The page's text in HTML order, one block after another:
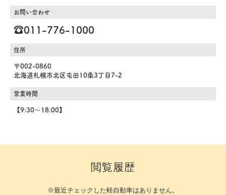
お問い合わせ
☎️011-776-1000
住所
〒002-0860
北海道札幌市北区屯田10条3丁目7-2
営業時間
【9:30～18:00】
閲覧履歴
※最近チェックした軽自動車はありません。